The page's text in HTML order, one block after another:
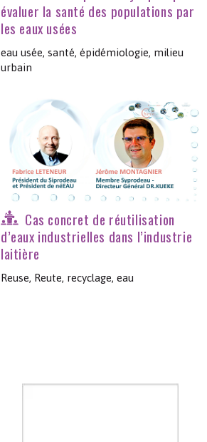
évaluer la santé des populations par
les eaux usées
eau usée, santé, épidémiologie, milieu
urbain
Cas concret de réutilisation
d’eaux industrielles dans l’industrie
laitière
Reuse, Reute, recyclage, eau